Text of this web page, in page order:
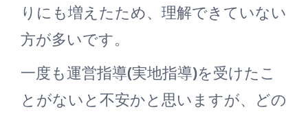
りにも増えたため、理解できていない
方が多いです。
一度も運営指導(実地指導)を受けたこ
とがないと不安かと思いますが、どの